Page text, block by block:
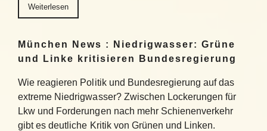
Weiterlesen
München News : Niedrigwasser: Grüne
und Linke kritisieren Bundesregierung
Wie reagieren Politik und Bundesregierung auf das
extreme Niedrigwasser? Zwischen Lockerungen für
Lkw und Forderungen nach mehr Schienenverkehr
gibt es deutliche Kritik von Grünen und Linken.